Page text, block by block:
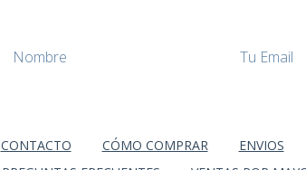
CONTACTO CÓMO COMPRAR ENVIOS